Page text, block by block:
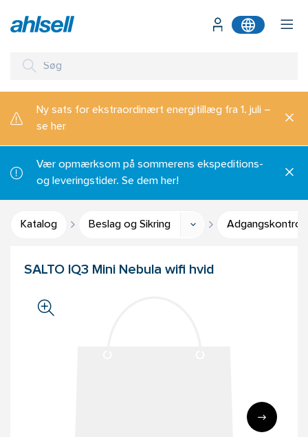
Ny sats for ekstraordinært energitillæg fra 1. juli –
se her
Vær opmærksom på sommerens ekspeditions-
og leveringstider. Se dem her!
Katalog Beslag og Sikring Adgangskontrol
SALTO IQ3 Mini Nebula wifi hvid